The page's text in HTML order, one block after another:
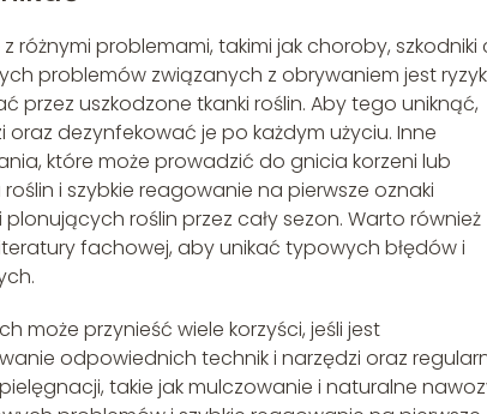
problemami, takimi jak choroby, szkodniki
problemów związanych z obrywaniem jest
przez uszkodzone tkanki roślin. Aby tego uniknąć,
dezynfekować je po każdym użyciu. Inne
które może prowadzić do gnicia korzeni lub
i szybkie reagowanie na pierwsze oznaki
roślin przez cały sezon. Warto również
fachowej, aby unikać typowych błędów i
może przynieść wiele korzyści, jeśli jest
odpowiednich technik i narzędzi oraz
takie jak mulczowanie i naturalne